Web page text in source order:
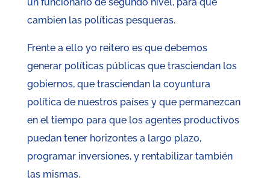
cambien las políticas pesqueras.
Frente a ello yo reitero es que debemos
generar políticas públicas que trasciendan los
gobiernos, que trasciendan la coyuntura
política de nuestros países y que permanezcan
en el tiempo para que los agentes productivos
puedan tener horizontes a largo plazo,
programar inversiones, y rentabilizar también
las mismas.